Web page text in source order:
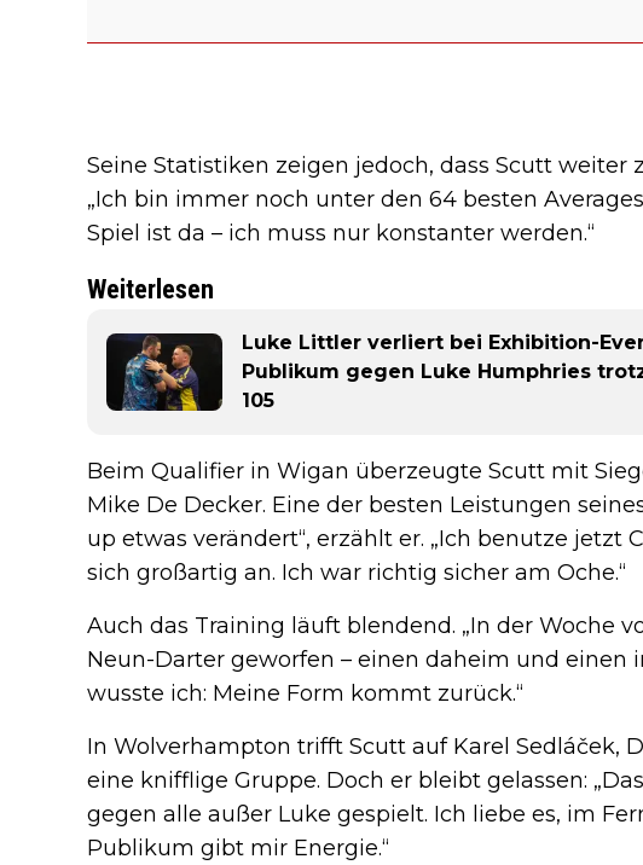
Seine Statistiken zeigen jedoch, dass Scutt weiter
„Ich bin immer noch unter den 64 besten Averages
Spiel ist da – ich muss nur konstanter werden.“
Weiterlesen
Luke Littler verliert bei Exhibition-
Publikum gegen Luke Humphries
105
Beim Qualifier in Wigan überzeugte Scutt mit
Mike De Decker. Eine der besten Leistungen
up etwas verändert“, erzählt er. „Ich benutze jetzt
sich großartig an. Ich war richtig sicher am Oche.“
Auch das Training läuft blendend. „In der Woche
Neun-Darter geworfen – einen daheim und einen
wusste ich: Meine Form kommt zurück.“
In Wolverhampton trifft Scutt auf Karel Sedláček,
eine knifflige Gruppe. Doch er bleibt gelassen:
gegen alle außer Luke gespielt. Ich liebe es, im
Publikum gibt mir Energie.“